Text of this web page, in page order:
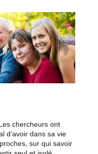
chercheurs ont
d’avoir dans sa vie
sur qui savoir